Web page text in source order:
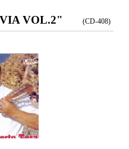
VOL.2"
(CD-408)